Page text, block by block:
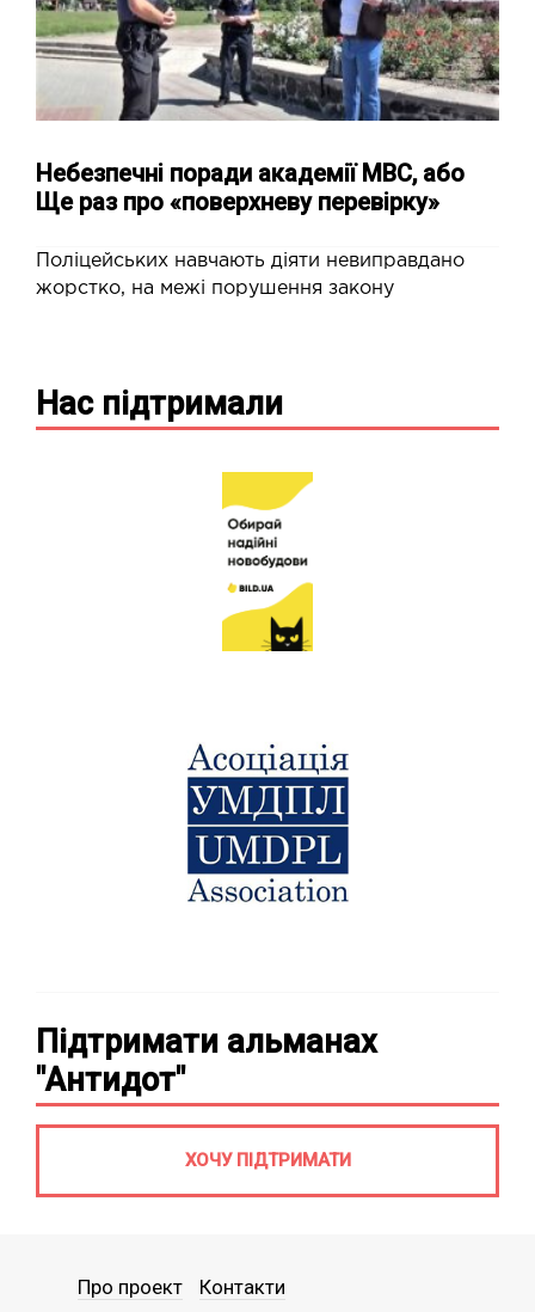
Небезпечні поради академії МВС, або
Ще раз про «поверхневу перевірку»
Поліцейських навчають діяти невиправдано
жорстко, на межі порушення закону
Нас підтримали
Підтримати альманах
"Антидот"
ХОЧУ ПІДТРИМАТИ
Про проект Контакти